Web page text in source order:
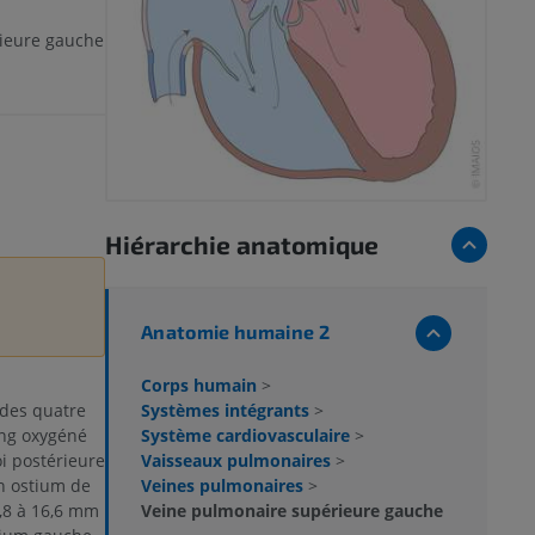
gauche
quatre
oxygéné
postérieure
ostium de
à 16,6 mm
Hiérarchie anatomique
Anatomie humaine 2
Corps humain >
Systèmes intégrants >
Système cardiovasculaire >
Vaisseaux pulmonaires >
Veines pulmonaires >
Veine pulmonaire supérieure gauche